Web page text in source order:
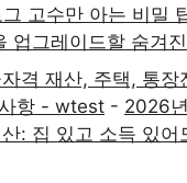
고수만 아는 비밀
업그레이드할 숨겨
격 재산, 주택, 통장
항 - wtest - 2026
: 집 있고 소득 있어